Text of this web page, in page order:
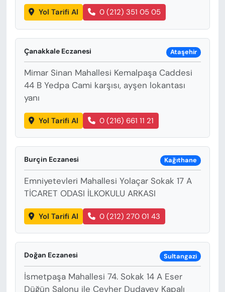
Yol Tarifi Al 0 (212) 351 05 05
Çanakkale Eczanesi Ataşehir
Mimar Sinan Mahallesi Kemalpaşa Caddesi
44 B Yedpa Cami karşısı, ayşen lokantası
yanı
Yol Tarifi Al 0 (216) 661 11 21
Burçin Eczanesi Kağıthane
Emniyetevleri Mahallesi Yolaçar Sokak 17 A
TİCARET ODASI İLKOKULU ARKASI
Yol Tarifi Al 0 (212) 270 01 43
Doğan Eczanesi Sultangazi
İsmetpaşa Mahallesi 74. Sokak 14 A Eser
Düğün Salonu ile Cevher Dudayev Kapalı